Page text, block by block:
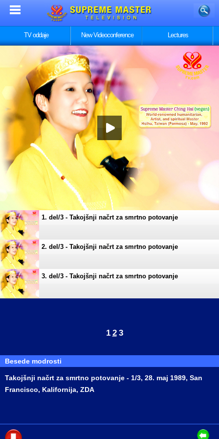
TV oddaje New Videoconference Lectures
1. del/3 - Takojšnji načrt za smrtno potovanje
2. del/3 - Takojšnji načrt za smrtno potovanje
3. del/3 - Takojšnji načrt za smrtno potovanje
1 2 3
Besede modrosti
Takojšnji načrt za smrtno potovanje - 1/3, 28. maj 1989, San
Francisco, Kalifornija, ZDA